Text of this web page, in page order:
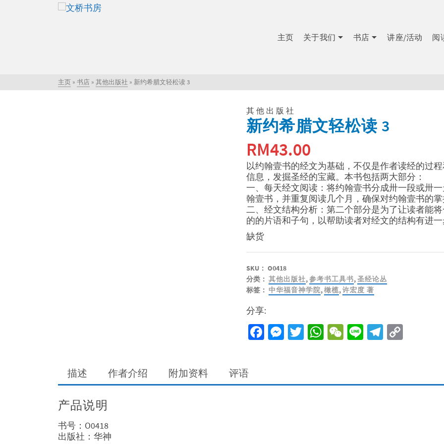
主页 关于我们 书店 讲座/活动 阅
主页 » 书店 » 其他出版社 » 新约希腊文轻松读 3
其他出版社
新约希腊文轻松读 3
RM43.00
以约翰壹书的经文为基础，不仅是作者读经的过
信息，发掘圣经的宝藏。本书包括两大部分：
一、每天经文阅读：将约翰壹书分成卅一段或卅
翰壹书，并重复阅读几个月，确保对约翰壹书的
二、经文结构分析：第二个部分是为了让读者能
的的片语和子句，以帮助读者对经文的结构有进
缺货
SKU： O0418
分类： 其他出版社,参考书工具书,圣经论丛
标签： 中华福音神学院,橄榄,许宏度 著
分享:
Facebook
Messenger
Twitter
WhatsApp
WeChat
LineTelegram
Copy
描述 作者介绍 附加资料 评语
产品说明
书号：O0418
出版社：华神